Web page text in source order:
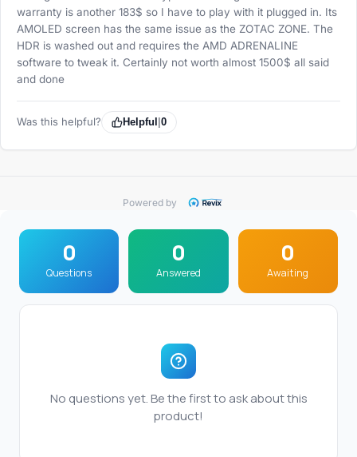
warranty is another 183$ so I have to play with it plugged in. Its
AMOLED screen has the same issue as the ZOTAC ZONE. The
HDR is washed out and requires the AMD ADRENALINE
software to tweak it. Certainly not worth almost 1500$ all said
and done
Was this helpful? Helpful 0
Powered by